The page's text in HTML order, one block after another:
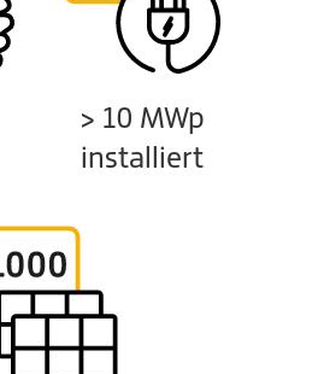
> 10 MWp
installiert